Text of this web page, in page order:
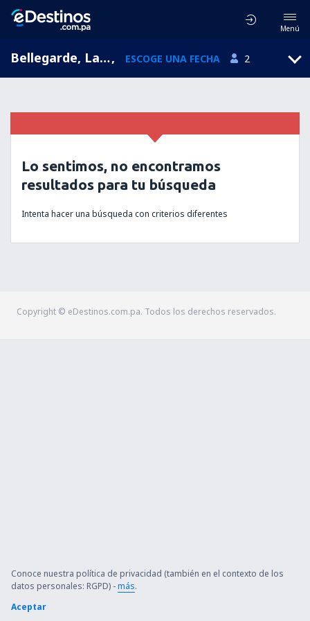
Menú
Bellegarde, Languedoc-Roussillon, Francia, ESCOGE UNA FECHA 2
Lo sentimos, no encontramos
resultados para tu búsqueda
Intenta hacer una búsqueda con criterios diferentes
Copyright © eDestinos.com.pa. Todos los derechos reservados.
Conoce nuestra política de privacidad (también en el contexto de los
datos personales: RGPD) -más.
Aceptar